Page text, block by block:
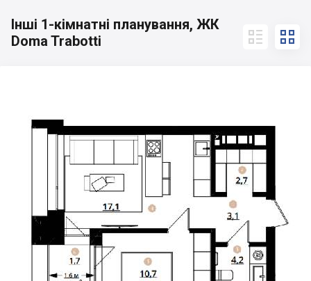
Інші 1-кімнатні планування, ЖК
Doma Trabotti
 